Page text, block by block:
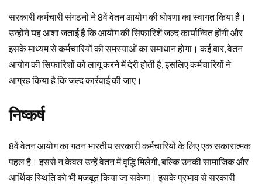
सरकारी कर्मचारी संगठनों ने 8वें वेतन आयोग की घोषणा का स्वागत किया है।
उन्होंने यह आशा जताई है कि आयोग की सिफारिशें जल्द कार्यान्वित होंगी और
इसके माध्यम से कर्मचारियों की समस्याओं का समाधान होगा। कई बार, वेतन
आयोग की सिफारिशों को लागू करने में देरी होती है, इसलिए कर्मचारियों ने
आग्रह किया है कि जल्द कार्रवाई की जाए।
निष्कर्ष
8वें वेतन आयोग का गठन भारतीय सरकारी कर्मचारियों के लिए एक सकारात्मक
पहल है। इससे न केवल उन्हें वेतन में वृद्धि मिलेगी, बल्कि उनकी सामाजिक और
आर्थिक स्थिति को भी मजबूत किया जा सकेगा। इसके प्रभाव से सरकारी